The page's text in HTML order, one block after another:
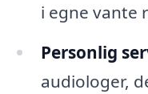
i egne vante
Personlig
audiologer,